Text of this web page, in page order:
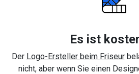
Es ist
Der Logo-Ersteller beim Friseur
nicht, aber wenn Sie einen